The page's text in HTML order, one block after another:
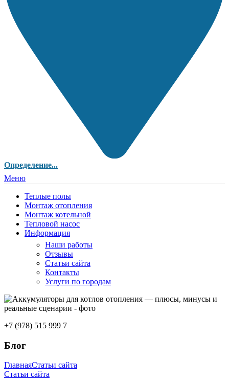
Определение...
Меню
Теплые полы
Монтаж отопления
Монтаж котельной
Тепловой насос
Информация
Наши работы
Отзывы
Статьи сайта
Контакты
Услуги по городам
+7 (978) 515 999 7
Блог
ГлавнаяСтатьи сайта
Статьи сайта